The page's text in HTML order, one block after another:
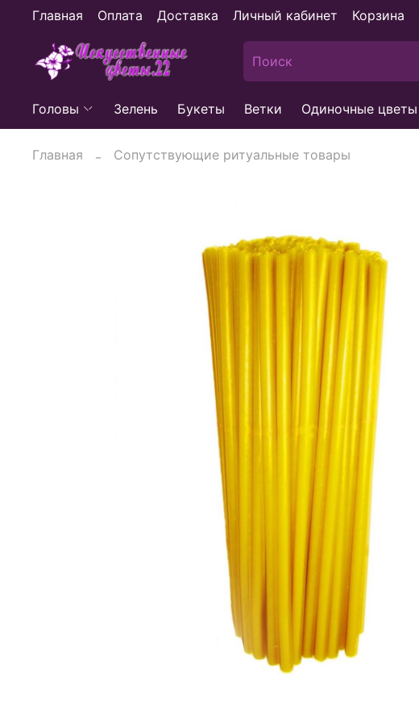
Главная Оплата Доставка Личный кабинет Корзина
Головы Зелень Букеты Ветки Одиночные цветы
Главная Сопутствующие ритуальные товары